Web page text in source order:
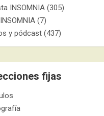
INSOMNIA (305)
(7)
y pódcast (437)
fijas